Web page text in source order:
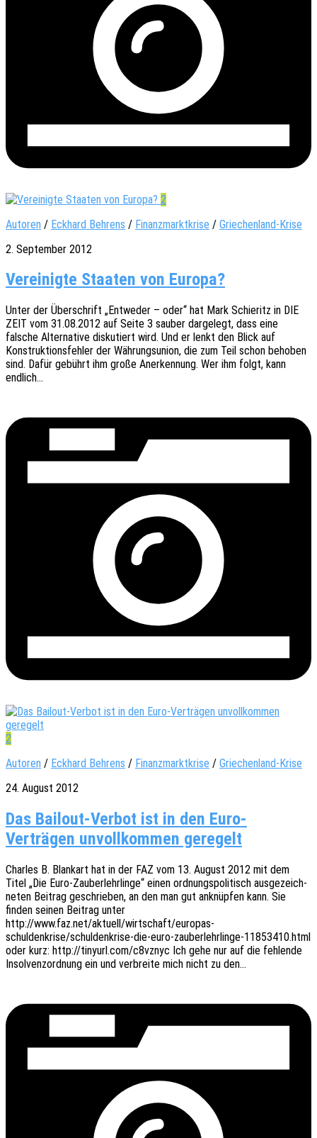
2
Autoren / Eckhard Behrens / Finanzmarktkrise / Griechenland-Krise
2. September 2012
Vereinigte Staaten von Europa?
Unter der Über­schrift „Entwe­der – oder“ hat Mark Schie­r­itz in DIE
ZEIT vom 31.08.2012 auf Seite 3 sauber darge­legt, dass eine
falsche Alter­na­ti­ve disku­tiert wird. Und er lenkt den Blick auf
Konstruk­ti­ons­feh­ler der Währungs­uni­on, die zum Teil schon beho­ben
sind. Dafür gebührt ihm große Aner­ken­nung. Wer ihm folgt, kann
endlich…
2
Autoren / Eckhard Behrens / Finanzmarktkrise / Griechenland-Krise
24. August 2012
Das Bailout-Verbot ist in den Euro-
Verträgen unvollkommen geregelt
Charles B. Blan­k­art hat in der FAZ vom 13. August 2012 mit dem
Titel „Die Euro-Zauber­­lehr­­lin­­ge“ einen ordnungs­po­li­tisch ausge­zeich­
ne­ten Beitrag geschrie­ben, an den man gut anknüp­fen kann. Sie
finden seinen Beitrag unter
http://www.faz.net/aktuell/wirtschaft/europas-
schuldenkrise/schuldenkrise-die-euro-zauberlehrlinge-11853410.html
oder kurz: http://tinyurl.com/c8vznyc Ich gehe nur auf die fehlen­de
Insol­venz­ord­nung ein und verbrei­te mich nicht zu den…